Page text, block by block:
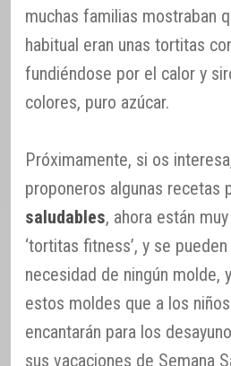
muchas familias mostraban
habitual eran unas tortitas
fundiéndose por el calor y
colores, puro azúcar.
Próximamente, si os
proponeros algunas recetas
saludables, ahora están
‘tortitas fitness’, y se
necesidad de ningún molde,
estos moldes que a los
encantarán para los
sus vacaciones de Semana